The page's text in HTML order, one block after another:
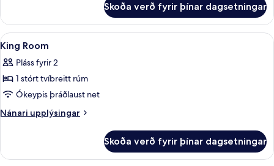
-
einbreið
rúm
Skoða verð fyrir þínar dagsetningar
Skoða
allar
myndir
fyrir
King
Room
Dúnsængur, öryggishólf í herbergi,
11
King Room
Pláss fyrir 2
1 stórt tvíbreitt rúm
Ókeypis þráðlaust net
Nánari upplýsingar
Nánari
Room
Skoða verð fyrir þínar dagsetningar